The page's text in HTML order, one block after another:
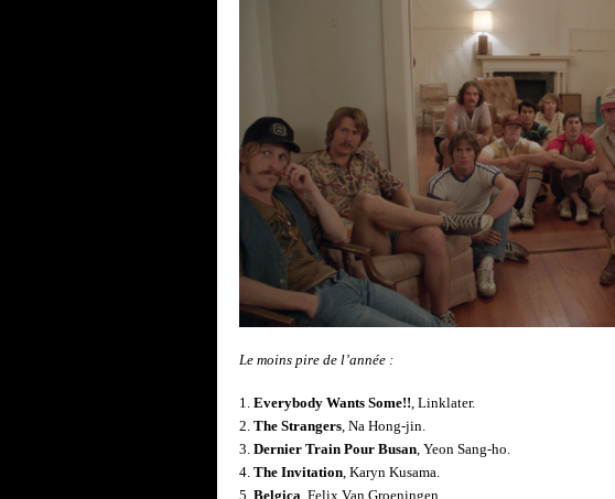
Le moins pire de l’année :
1. Everybody Wants Some!!, Linklater.
2. The Strangers, Na Hong-jin.
3. Dernier Train Pour Busan, Yeon Sang-ho.
4. The Invitation, Karyn Kusama.
5. Belgica, Felix Van Groeningen.